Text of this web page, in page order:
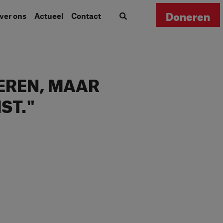
Over ons Actueel Contact Doneren
MAAR